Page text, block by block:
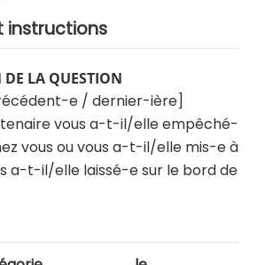
instructions
LA QUESTION
e / dernier-ière]
vous a-t-il/elle empêché-
vous ou vous a-t-il/elle mis-e à
a-t-il/elle laissé-e sur le bord de